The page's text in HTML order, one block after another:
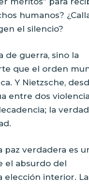
humanos?
el silencio?
de guerra, sino la
que el orden
Y Nietzsche,
entre dos
la
paz verdadera es
el absurdo del
elección interior.